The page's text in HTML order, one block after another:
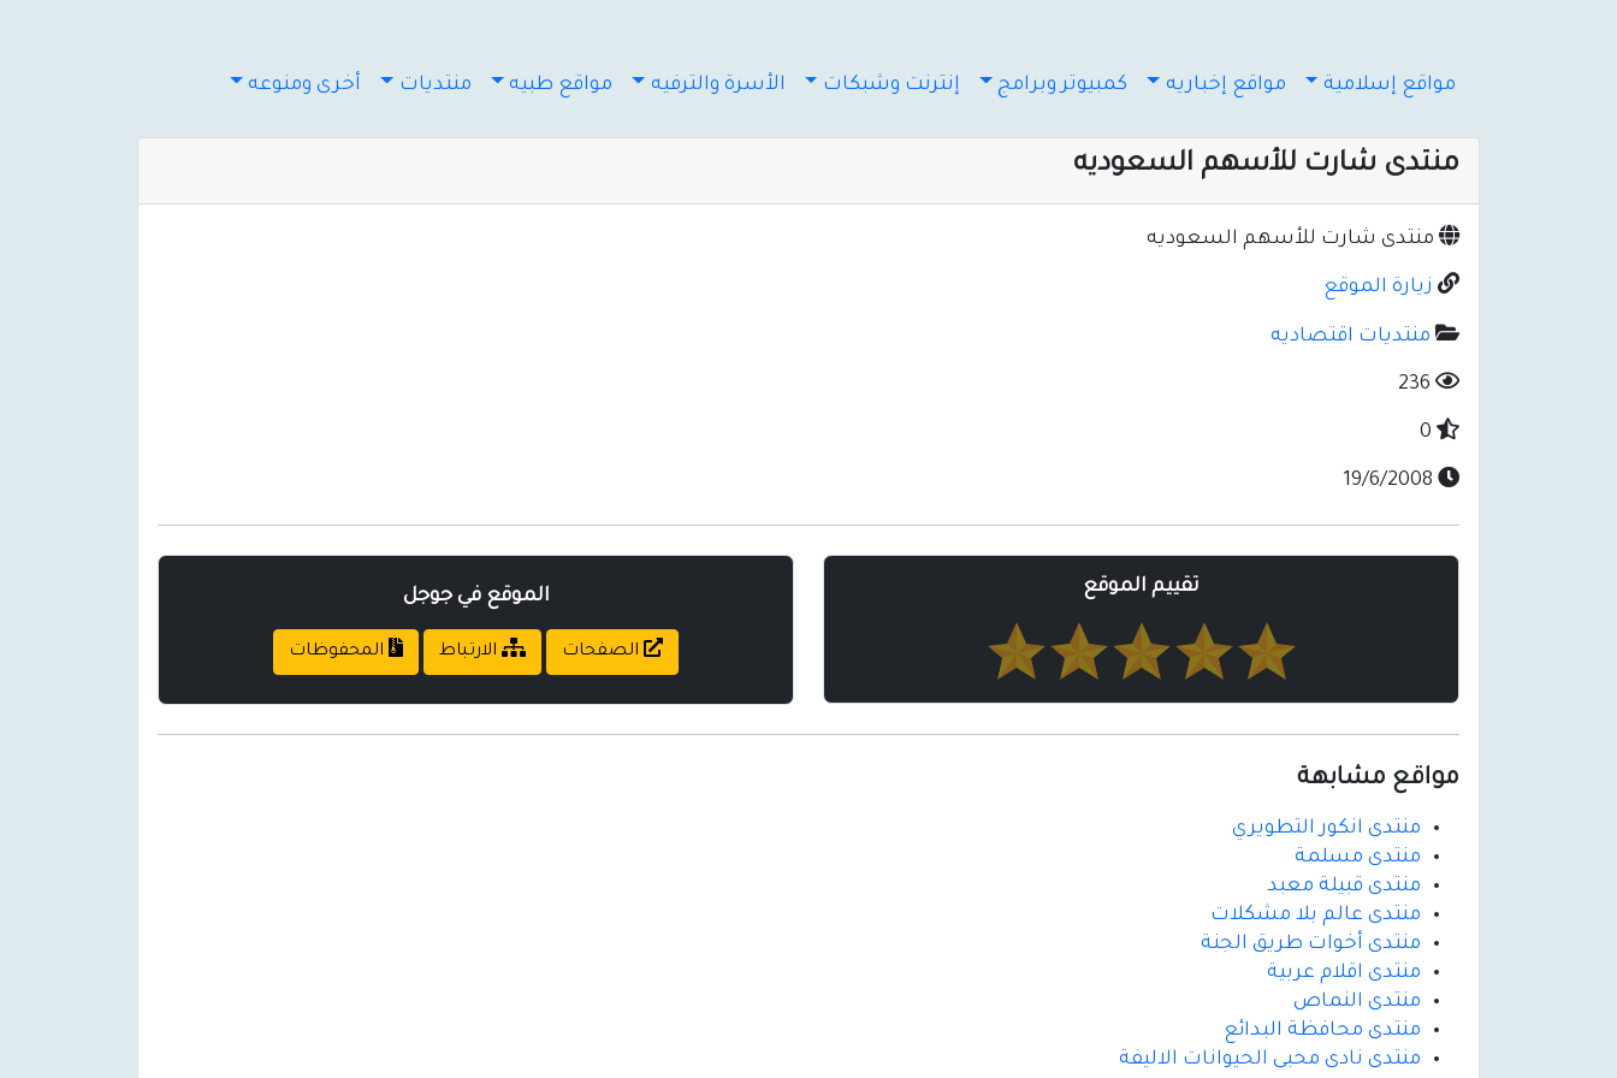
مواقع إسلامية مواقع إخباريه كمبيوتر وبرامج إنترنت وشبكات الأسرة والترفيه مواقع طبيه منتديات أخرى ومنوعه
منتدى شارت للأسهم السعوديه
منتدى شارت للأسهم السعوديه
زيارة الموقع
منتديات اقتصاديه
تقييم الموقع الموقع في جوجل
الصفحات الارتباط المحفوظات
مواقع مشابهة
منتدى انكور التطويري
منتدى مسلمة
منتدى قبيلة معبد
منتدى عالم بلا مشكلات
منتدى أخوات طريق الجنة
منتدى اقلام عربية
منتدى النماص
منتدى محافظة البدائع
منتدى نادى محبى الحيوانات الاليفة